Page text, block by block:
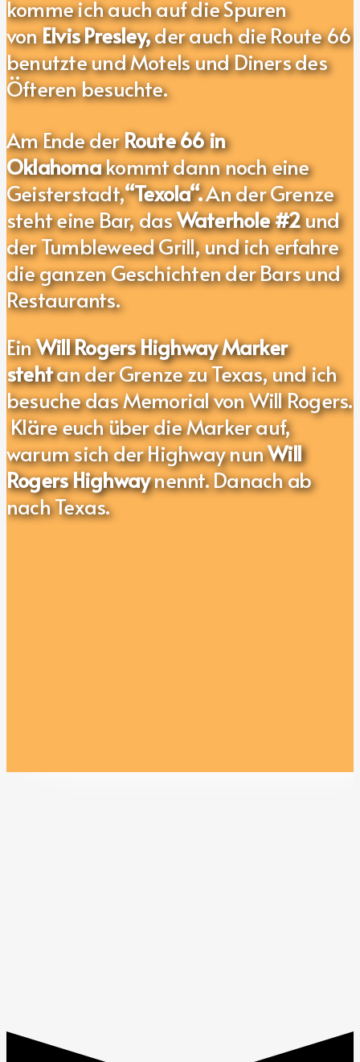
komme ich auch auf die Spuren
vonElvis Presley,der auch die Route 66
benutzte und Motels und Diners des
Öfteren besuchte.
Am Ende derRoute 66 in
Oklahomakommt dann noch eine
Geisterstadt,“Texola“.An der Grenze
steht eine Bar, dasWaterhole #2und
der Tumbleweed Grill, und ich erfahre
die ganzen Geschichten der Bars und
Restaurants.
EinWill Rogers Highway Marker
stehtan der Grenze zu Texas, und ich
besuche das Memorial von Will Rogers.
Kläre euch über die Marker auf,
warum sich der Highway nunWill
Rogers Highwaynennt. Danach ab
nach Texas.